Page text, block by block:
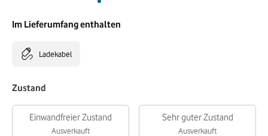
Im Lieferumfang enthalten
Ladekabel
Zustand
Einwandfreier Zustand
Ausverkauft
Sehr guter Zustand
Ausverkauft